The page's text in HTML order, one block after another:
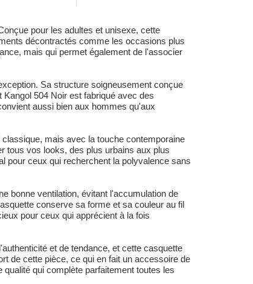
pour les adultes et unisexe, cette
décontractés comme les occasions plus
mais qui permet également de l'associer
Sa structure soigneusement conçue
504 Noir est fabriqué avec des
aussi bien aux hommes qu'aux
mais avec la touche contemporaine
tous vos looks, des plus urbains aux plus
pour ceux qui recherchent la polyvalence sans
bonne ventilation, évitant l'accumulation de
conserve sa forme et sa couleur au fil
pour ceux qui apprécient à la fois
et de tendance, et cette casquette
de cette pièce, ce qui en fait un accessoire de
qui complète parfaitement toutes les